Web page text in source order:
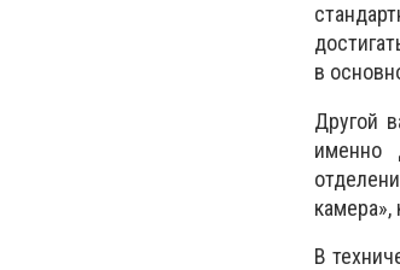
в
Другой
именно
камера»,
В